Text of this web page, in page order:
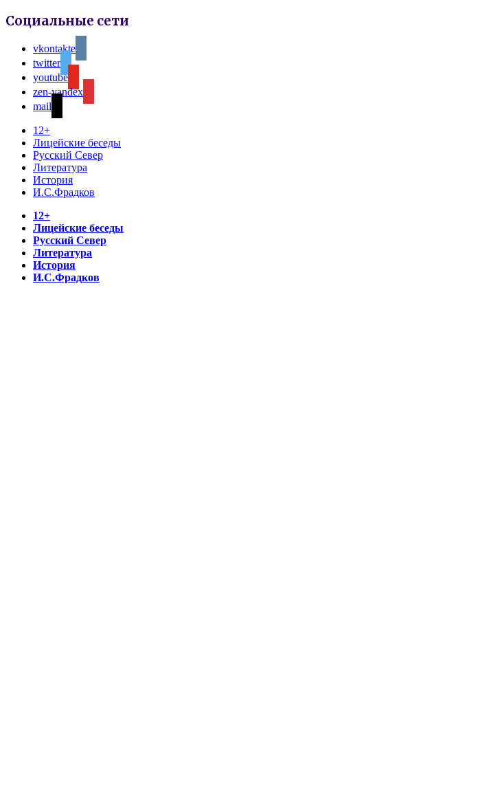
Социальные сети
vkontakte
twitter
youtube
zen-yandex
mail
12+
Лицейские беседы
Русский Север
Литература
История
И.С.Фрадков
12+
Лицейские беседы
Русский Север
Литература
История
И.С.Фрадков